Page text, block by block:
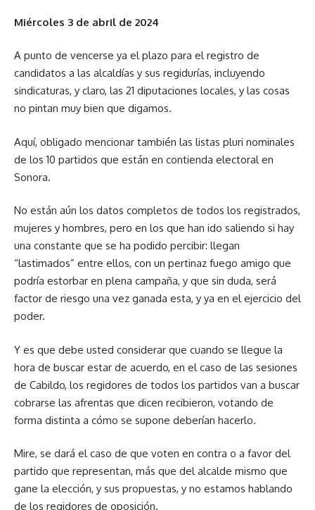
Miércoles 3 de abril de 2024
A punto de vencerse ya el plazo para el registro de
candidatos a las alcaldías y sus regidurías, incluyendo
sindicaturas, y claro, las 21 diputaciones locales, y las cosas
no pintan muy bien que digamos.
Aquí, obligado mencionar también las listas pluri nominales
de los 10 partidos que están en contienda electoral en
Sonora.
No están aún los datos completos de todos los registrados,
mujeres y hombres, pero en los que han ido saliendo si hay
una constante que se ha podido percibir: llegan
“lastimados” entre ellos, con un pertinaz fuego amigo que
podría estorbar en plena campaña, y que sin duda, será
factor de riesgo una vez ganada esta, y ya en el ejercicio del
poder.
Y es que debe usted considerar que cuando se llegue la
hora de buscar estar de acuerdo, en el caso de las sesiones
de Cabildo, los regidores de todos los partidos van a buscar
cobrarse las afrentas que dicen recibieron, votando de
forma distinta a cómo se supone deberían hacerlo.
Mire, se dará el caso de que voten en contra o a favor del
partido que representan, más que del alcalde mismo que
gane la elección, y sus propuestas, y no estamos hablando
de los regidores de oposición.